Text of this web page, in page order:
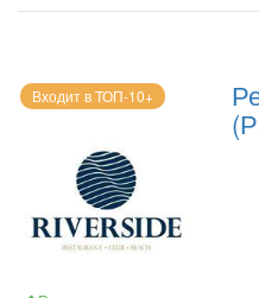
Входит в ТОП-10+